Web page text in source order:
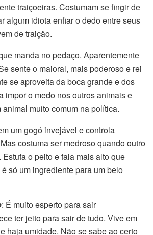
traiçoeiras. Costumam se fingir de
algum idiota enfiar o dedo entre seus
de traição.
manda no pedaço. Aparentemente
sente o maioral, mais poderoso e rei
se aproveita da boca grande e dos
impor o medo nos outros animais e
muito comum na política.
um gogó invejável e controla
costuma ser medroso quando outro
o peito e fala mais alto que
só um ingrediente para um belo
: É muito esperto para sair
ter jeito para sair de tudo. Vive em
haja umidade. Não se sabe ao certo